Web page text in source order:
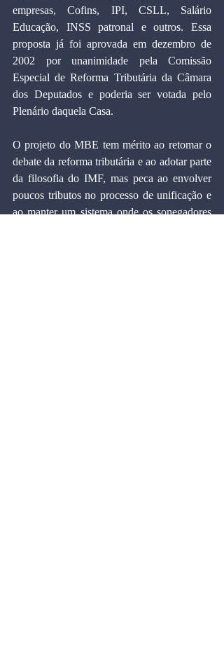
empresas, Cofins, IPI, CSLL, Salário
Educação, INSS patronal e outros. Essa
proposta já foi aprovada em dezembro de
2002 por unanimidade pela Comissão
Especial de Reforma Tributária da Câmara
dos Deputados e poderia ser votada pelo
Plenário daquela Casa.
O projeto do MBE tem mérito ao retomar o
debate da reforma tributária e ao adotar parte
da filosofia do IMF, mas peca ao envolver
poucos tributos no processo de unificação e
ao manter um sistema onde os sonegadores